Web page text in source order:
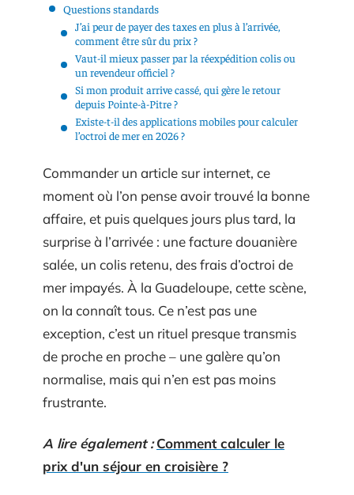
Questions standards
J’ai peur de payer des taxes en plus à l’arrivée,
comment être sûr du prix ?
Vaut-il mieux passer par la réexpédition colis ou
un revendeur officiel ?
Si mon produit arrive cassé, qui gère le retour
depuis Pointe-à-Pitre ?
Existe-t-il des applications mobiles pour calculer
l’octroi de mer en 2026 ?
Commander un article sur internet, ce
moment où l’on pense avoir trouvé la bonne
affaire, et puis quelques jours plus tard, la
surprise à l’arrivée : une facture douanière
salée, un colis retenu, des frais d’octroi de
mer impayés. À la Guadeloupe, cette scène,
on la connaît tous. Ce n’est pas une
exception, c’est un rituel presque transmis
de proche en proche – une galère qu’on
normalise, mais qui n’en est pas moins
frustrante.
A lire également : Comment calculer le
prix d'un séjour en croisière ?